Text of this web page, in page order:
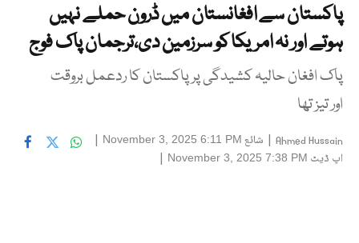
پاکستان سے افغانستان میں ڈرون حملے نہیں
ہوتے اور نہ امریکا کو سرزمین دی،ترجمان پاک فوج
پاک افغان حالیہ کشیدگی پر پاکستان کا ردعمل بروقت
اور تیز تھا
Ahmed Hussain
| شائع November 3, 2025 6:11 PM
|
اپ ڈیٹ November 3, 2025 7:38 PM
|